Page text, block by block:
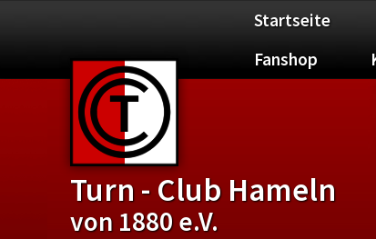
Startseite
Fanshop
Turn - Club Hameln
von 1880 e.V.